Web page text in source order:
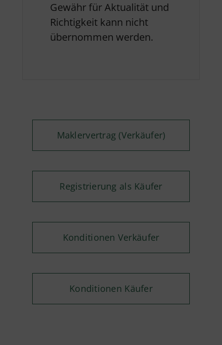
Gewähr für Aktualität und
Richtigkeit kann nicht
übernommen werden.
Maklervertrag (Verkäufer)
Registrierung als Käufer
Konditionen Verkäufer
Konditionen Käufer